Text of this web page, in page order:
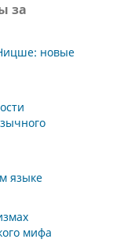
за
новые
языке
мифа